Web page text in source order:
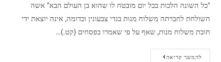
"כל השונה הלכות בכל יום מובטח לו שהוא בן העולם הבא" אשה
השולחת לחברתה משלוח מנות בגדי צבעונין וכדומה, אינה יוצאת ידי
חובת משלוח מנות, שאף על פי שאמרו בפסחים (קט.)…
להמשך קריאה